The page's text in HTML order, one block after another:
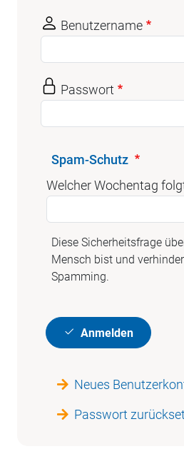
Benutzername
Passwort
Spam-Schutz
Welcher Wochentag
Diese Sicherheitsfrage
Mensch bist und
Spamming.
Anmelden
Neues
Passwort